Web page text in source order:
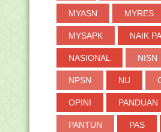
MYASN MYRES
MYSAPK NAIK
NASIONAL NISN
NPSN NU
OPINI PANDUAN
PANTUN PAS